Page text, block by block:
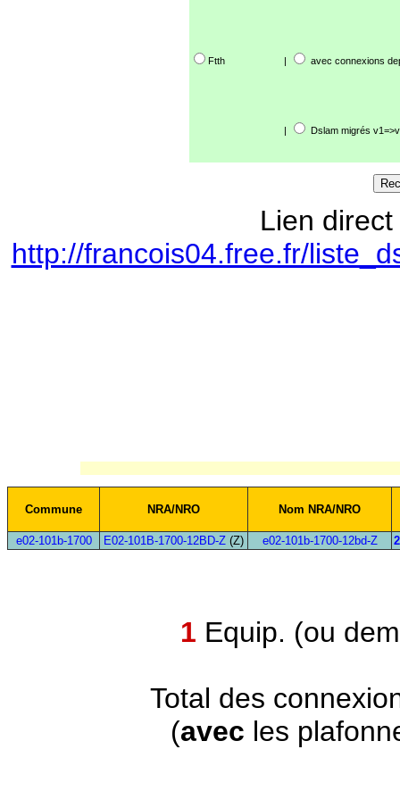
Ftth | avec connexions
| Dslam migrés
Lien
http://francois04.free.fr/
Commune NRA/NRO Nom NRA/NRO
e02-101b-1700 E02-101B-1700-12BD-Z (Z) e02-101b-1700-12bd-Z
1 Equip. (ou
Total des
(avec les